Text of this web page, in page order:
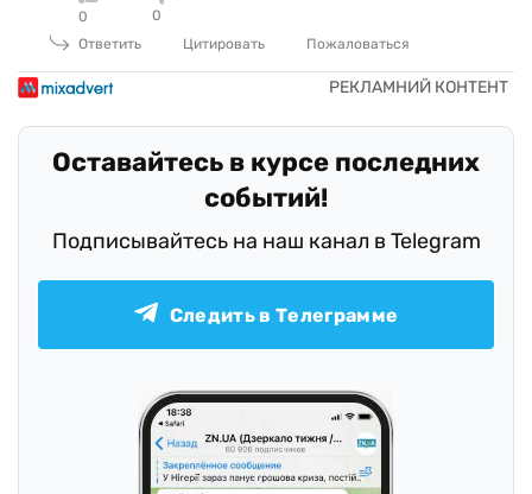
0
0
Ответить
Цитировать Пожаловаться
Оставайтесь в курсе последних
событий!
Подписывайтесь на наш канал в Telegram
Следить в Телеграмме